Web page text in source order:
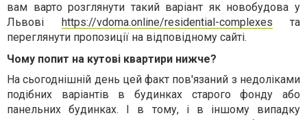
вам варто розглянути такий варіант як новобудова у
Львові
https://vdoma.online/residential-complexes та
переглянути пропозиції на відповідному сайті.
Чому попит на кутові квартири нижче?
На сьогоднішній день цей факт пов'язаний з недоліками
подібних варіантів в будинках старого фонду або
панельних будинках. І в тому, і в іншому випадку